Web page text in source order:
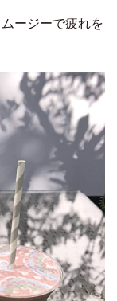
ージーで疲れを